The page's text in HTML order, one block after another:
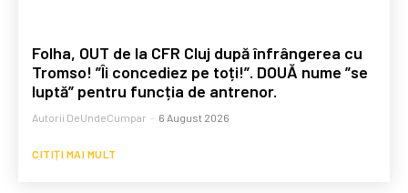
Folha, OUT de la CFR Cluj după înfrângerea cu
Tromso! ”Îi concediez pe toți!”. DOUĂ nume ”se
luptă” pentru funcția de antrenor.
Autorii DeUndeCumpar - 6 August 2026
CITIȚI MAI MULT